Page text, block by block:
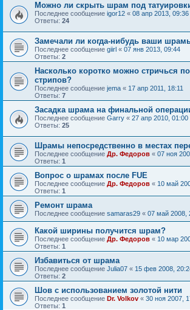
Можно ли скрыть шрам под
Последнее сообщение igor12 « 08 апр 2013, 09:36
Ответы: 24
Замечали ли когда-нибудь ваши
Последнее сообщение giirl « 07 янв 2013, 09:44
Ответы: 2
Насколько коротко можно стричься
стрипов?
Последнее сообщение jema « 17 апр 2011, 18:11
Ответы: 7
Засадка шрама на финальной
Последнее сообщение Garry « 27 апр 2010, 01:00
Ответы: 25
Шрамы непосредственно в местах
Последнее сообщение Др. Федоров « 07 ноя
Ответы: 1
Вопрос о шрамах после FUE
Последнее сообщение Др. Федоров « 10 май
Ответы: 1
Ремонт шрама
Последнее сообщение samaras29 « 07 май 2008,
Какой ширины получится шрам?
Последнее сообщение Др. Федоров « 10 мар
Ответы: 1
Избавиться от шрама
Последнее сообщение Julia07 « 15 фев 2008,
Ответы: 2
Шов с использованием золотой нити
Последнее сообщение Dr. Volkov « 30 ноя 2007,
Ответы: 1